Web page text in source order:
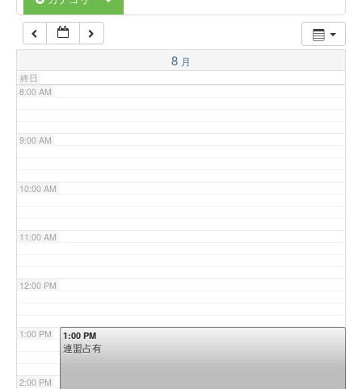
8 月
終日
7:00 AM
8:00 AM
9:00 AM
10:00 AM
11:00 AM
12:00 PM
1:00 PM
2:00 PM
1:00 PM
連盟占有